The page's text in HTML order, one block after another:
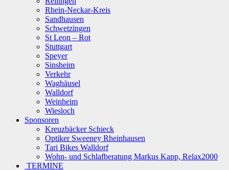
Rhein-Neckar-Kreis
Sandhausen
Schwetzingen
St Leon – Rot
Stuttgart
Speyer
Sinsheim
Verkehr
Waghäusel
Walldorf
Weinheim
Wiesloch
Sponsoren
Kreuzbäcker Schieck
Optiker Sweeney Rheinhausen
Tari Bikes Walldorf
Wohn- und Schlafberatung Markus Kapp, Relax2000
TERMINE